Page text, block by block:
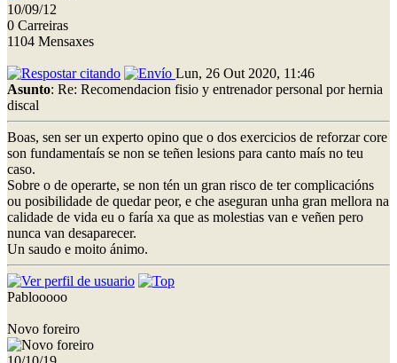
10/09/12
0 Carreiras
1104 Mensaxes
Lun, 26 Out 2020, 11:46
Asunto: Re: Recomendacion fisio y entrenador personal por hernia
discal
Boas, sen ser un experto opino que o dos exercicios de reforzar core
son fundamentaís se non se teñen lesions para canto maís no teu
caso.
Sobre o de operarte, se non tén un gran risco de ter complicacións
ou posibilidade de quedar peor, e che aseguran unha gran mellora na
calidade de vida eu o faría xa que as molestias van e veñen pero
nunca van desaparecer.
Un saudo e moito ánimo.
Pablooooo
Novo foreiro